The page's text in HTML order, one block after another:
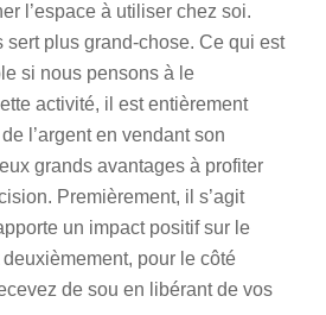
l’espace à utiliser chez soi.
sert plus grand-chose. Ce qui est
si nous pensons à le
activité, il est entièrement
l’argent en vendant son
grands avantages à profiter
Premièrement, il s’agit
un impact positif sur le
pour le côté
de sou en libérant de vos